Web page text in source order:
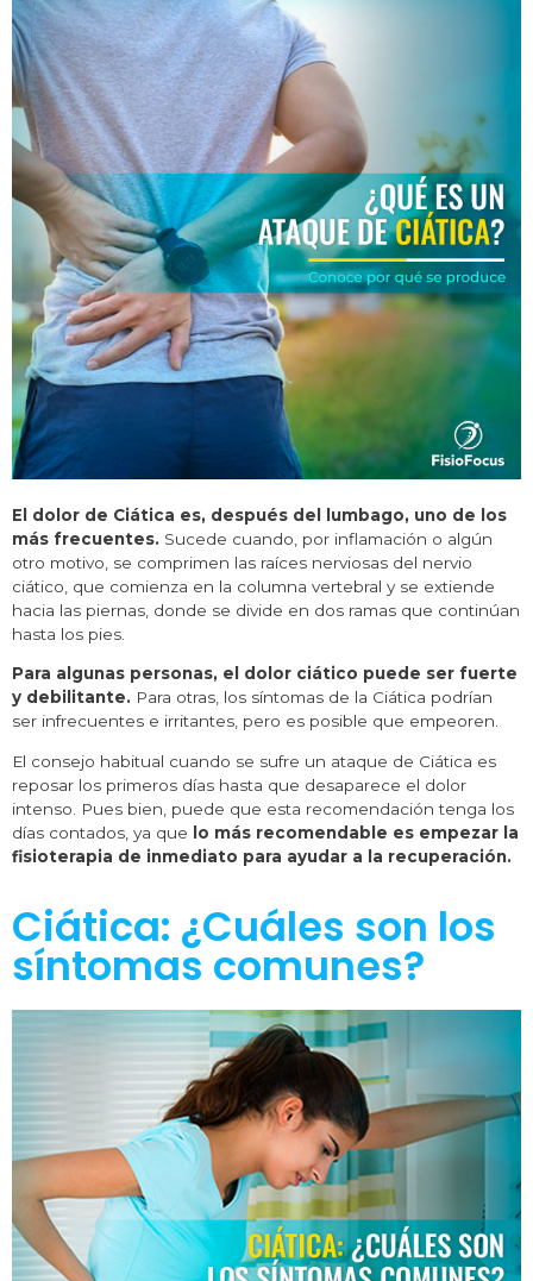
El dolor de Ciática es, después del lumbago, uno de los
más frecuentes. Sucede cuando, por inflamación o algún
otro motivo, se comprimen las raíces nerviosas del nervio
ciático, que comienza en la columna vertebral y se extiende
hacia las piernas, donde se divide en dos ramas que continúan
hasta los pies.
Para algunas personas, el dolor ciático puede ser fuerte
y debilitante. Para otras, los síntomas de la Ciática podrían
ser infrecuentes e irritantes, pero es posible que empeoren.
El consejo habitual cuando se sufre un ataque de Ciática es
reposar los primeros días hasta que desaparece el dolor
intenso. Pues bien, puede que esta recomendación tenga los
días contados, ya que
lo más recomendable es empezar la
fisioterapia de inmediato para ayudar a la recuperación.
Ciática: ¿Cuáles son los
síntomas comunes?